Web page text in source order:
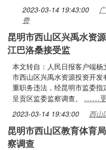
2023-03-14 19:43:00
费
昆明市西山区兴禹水资
江巴洛桑接受监
本文转自：人民日报客户端
市西山区兴禹水资源投资开
重职务违法，经昆明市监委
呈贡区监委监察调查。 ……
2023-03-14 19:43:00 西山
昆明市西山区教育体育
察调查